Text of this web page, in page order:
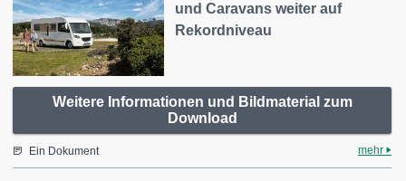
und Caravans weiter auf
Rekordniveau
Weitere Informationen und Bildmaterial zum
Download
Ein Dokument mehr